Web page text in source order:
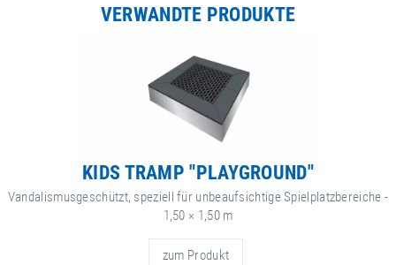
VERWANDTE PRODUKTE
KIDS TRAMP "PLAYGROUND"
Vandalismusgeschützt, speziell für unbeaufsichtige Spielplatzbereiche -
1,50 × 1,50 m
zum Produkt